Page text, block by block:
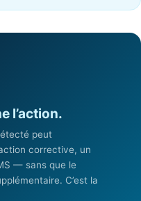
l’action.
peut
corrective, un
— sans que le
C’est la